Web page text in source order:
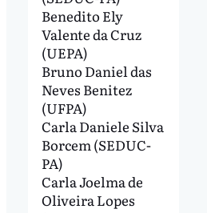
Benedito Ely
Valente da Cruz
(UEPA)
Bruno Daniel das
Neves Benitez
(UFPA)
Carla Daniele Silva
Borcem (SEDUC-
PA)
Carla Joelma de
Oliveira Lopes